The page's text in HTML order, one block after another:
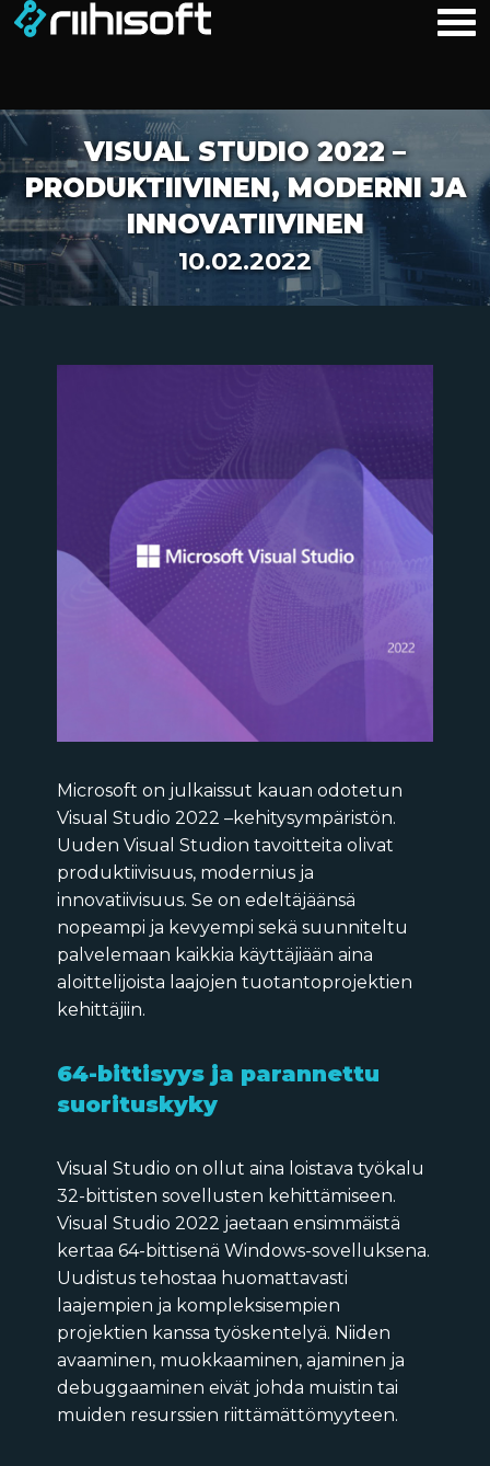
VISUAL STUDIO 2022 –
PRODUKTIIVINEN, MODERNI JA
INNOVATIIVINEN
10.02.2022
Microsoft on julkaissut kauan odotetun
Visual Studio 2022 –kehitysympäristön.
Uuden Visual Studion tavoitteita olivat
produktiivisuus, modernius ja
innovatiivisuus. Se on edeltäjäänsä
nopeampi ja kevyempi sekä suunniteltu
palvelemaan kaikkia käyttäjiään aina
aloittelijoista laajojen tuotantoprojektien
kehittäjiin.
64-bittisyys ja parannettu
suorituskyky
Visual Studio on ollut aina loistava työkalu
32-bittisten sovellusten kehittämiseen.
Visual Studio 2022 jaetaan ensimmäistä
kertaa 64-bittisenä Windows-sovelluksena.
Uudistus tehostaa huomattavasti
laajempien ja kompleksisempien
projektien kanssa työskentelyä. Niiden
avaaminen, muokkaaminen, ajaminen ja
debuggaaminen eivät johda muistin tai
muiden resurssien riittämättömyyteen.